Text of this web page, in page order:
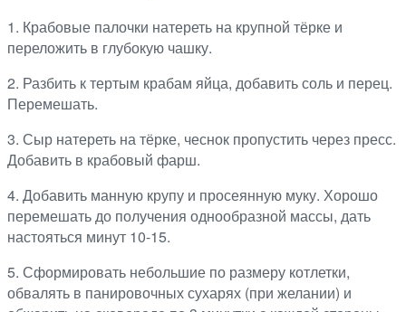
1. Крабовые палочки натереть на крупной тёрке и
переложить в глубокую чашку.
2. Разбить к тертым крабам яйца, добавить соль и перец.
Перемешать.
3. Сыр натереть на тёрке, чеснок пропустить через пресс.
Добавить в крабовый фарш.
4. Добавить манную крупу и просеянную муку. Хорошо
перемешать до получения однообразной массы, дать
настояться минут 10-15.
5. Сформировать небольшие по размеру котлетки,
обвалять в панировочных сухарях (при желании) и